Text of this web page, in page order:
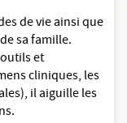
de vie ainsi que
sa famille.
et
cliniques, les
il aiguille les